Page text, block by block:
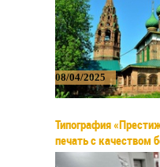
08/04/2025
Типография
печать с качеством